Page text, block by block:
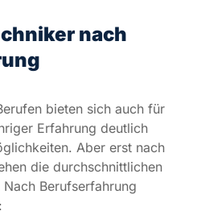
(5 bis 9 Jahre)
(10 bis 19 Jahre)
nach
für Techniker gehen auch